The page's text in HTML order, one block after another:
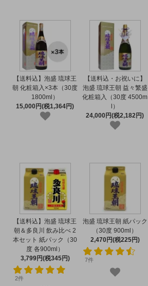
【送料込】泡盛 琉球王
朝 化粧箱入×3本（30度
1800ml）
15,000円(税1,364円)
【送料込・お祝いに】
泡盛 琉球王朝 益々繁盛
化粧箱入（30度 4500m
l）
24,000円(税2,182円)
【送料込】泡盛 琉球王
朝＆多良川 飲み比べ 2
本セット 紙パック（30
度 各900ml）
3,799円(税345円)
2件
泡盛 琉球王朝 紙パック
（30度 900ml）
2,470円(税225円)
7件